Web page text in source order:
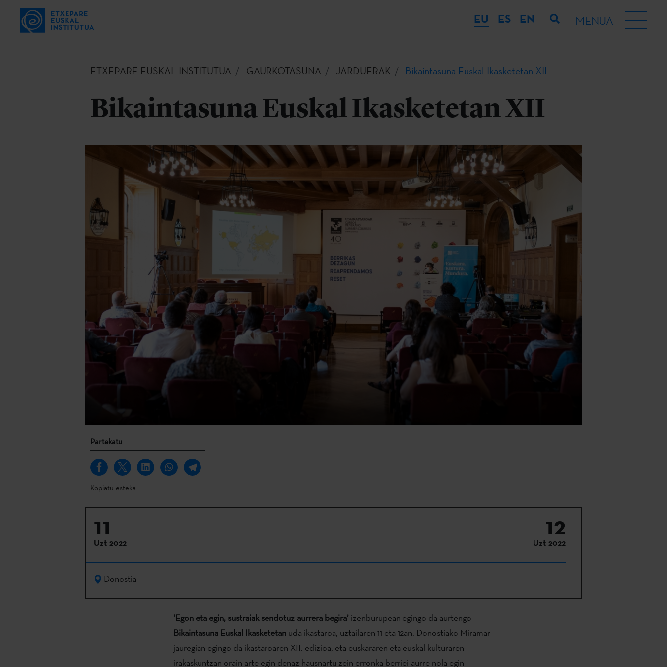
EU ES EN MENUA
ETXEPARE EUSKAL INSTITUTUA GAURKOTASUNA JARDUERAK Bikaintasuna Euskal Ikasketetan XII
Bikaintasuna Euskal Ikasketetan XII
Partekatu
Kopiatu esteka
11
Uzt 2022
12
Uzt 2022
Donostia
‘Egon eta egin, sustraiak sendotuz aurrera begira’izenburupean egingo da aurtengo
Bikaintasuna Euskal Ikasketetanuda ikastaroa, uztailaren 11 eta 12an. Donostiako Miramar
jauregian egingo da ikastaroaren XII. edizioa, eta euskararen eta euskal kulturaren
irakaskuntzan orain arte egin denaz hausnartu zein erronka berriei aurre nola egin